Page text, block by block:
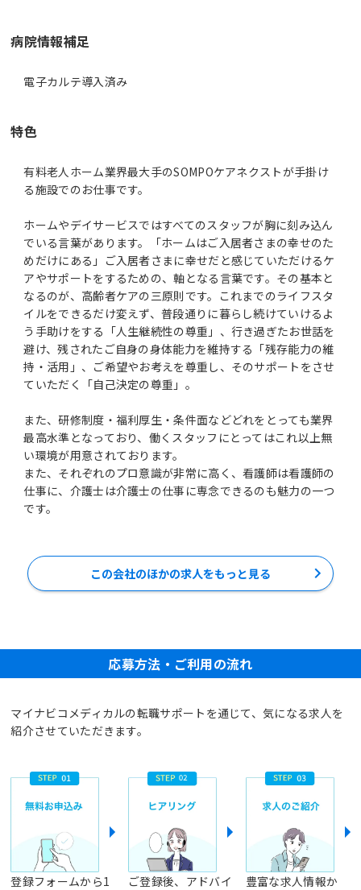
病院情報補足
電子カルテ導入済み
特色
有料老人ホーム業界最大手のSOMPOケアネクストが手掛け
る施設でのお仕事です。
ホームやデイサービスではすべてのスタッフが胸に刻み込ん
でいる言葉があります。「ホームはご入居者さまの幸せのた
めだけにある」ご入居者さまに幸せだと感じていただけるケ
アやサポートをするための、軸となる言葉です。その基本と
なるのが、高齢者ケアの三原則です。これまでのライフスタ
イルをできるだけ変えず、普段通りに暮らし続けていけるよ
う手助けをする「人生継続性の尊重」、行き過ぎたお世話を
避け、残されたご自身の身体能力を維持する「残存能力の維
持・活用」、ご希望やお考えを尊重し、そのサポートをさせ
ていただく「自己決定の尊重」。
また、研修制度・福利厚生・条件面などどれをとっても業界
最高水準となっており、働くスタッフにとってはこれ以上無
い環境が用意されております。
また、それぞれのプロ意識が非常に高く、看護師は看護師の
仕事に、介護士は介護士の仕事に専念できるのも魅力の一つ
です。
この会社のほかの求人をもっと見る
応募方法・ご利用の流れ
マイナビコメディカルの転職サポートを通じて、気になる求人を
紹介させていただきます。
登録フォームから1 ご登録後、アドバイ 豊富な求人情報か